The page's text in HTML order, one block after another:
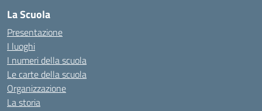
La Scuola
Presentazione
I luoghi
I numeri della scuola
Le carte della scuola
Organizzazione
La storia